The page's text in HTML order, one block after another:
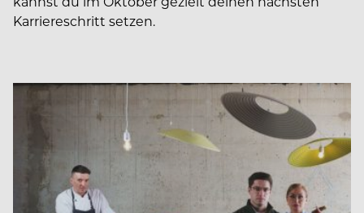
Karriereschritt setzen.